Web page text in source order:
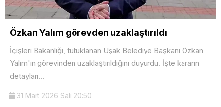
Özkan Yalım görevden uzaklaştırıldı
İçişleri Bakanlığı, tutuklanan Uşak Belediye Başkanı Özkan
Yalım'ın görevinden uzaklaştırıldığını duyurdu. İşte kararın
detayları...
31 Mart 2026 Salı 20:50